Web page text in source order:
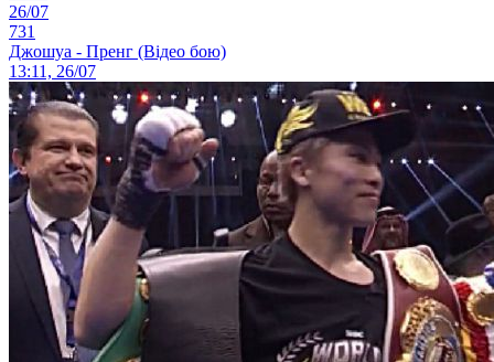
26/07
731
Джошуа - Пренг (Відео бою)
13:11, 26/07